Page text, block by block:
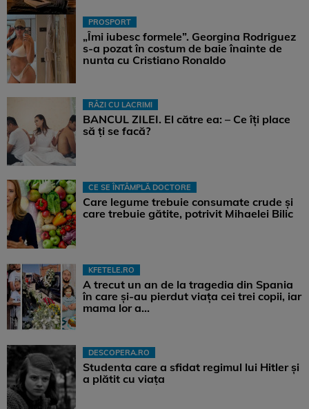
PROSPORT
„Îmi iubesc formele”. Georgina Rodriguez
s-a pozat în costum de baie înainte de
nunta cu Cristiano Ronaldo
RÂZI CU LACRIMI
BANCUL ZILEI. El către ea: – Ce îți place
să ți se facă?
CE SE ÎNTÂMPLĂ DOCTORE
Care legume trebuie consumate crude și
care trebuie gătite, potrivit Mihaelei Bilic
KFETELE.RO
A trecut un an de la tragedia din Spania
în care și-au pierdut viața cei trei copii, iar
mama lor a…
DESCOPERA.RO
Studenta care a sfidat regimul lui Hitler și
a plătit cu viața